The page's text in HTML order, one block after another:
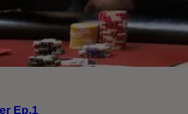
Ep.1